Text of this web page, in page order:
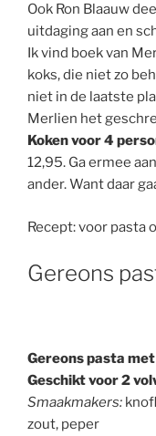
Ook Ron Blaauw
uitdaging aan en
Ik vind boek van
koks, die niet zo
niet in de laatste
Merlien het
Koken voor 4
12,95. Ga ermee
ander. Want daar
Recept: voor pasta
Gereons
Gereons pasta
Geschikt voor 2
Smaakmakers:
zout, peper